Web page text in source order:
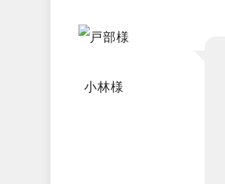
小林様